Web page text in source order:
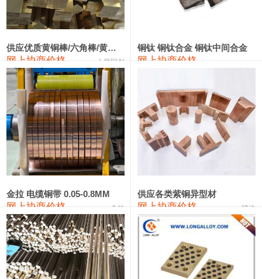
2202#硅 14,100—14,300
金属硅3303#-2202# 10,400—14,200 12,300 0
漆包线 111,970—115,970 113,970
磷铜合金 110,800—117,600 114,200 400
无氧铜丝(硬) 109,710—110,010 109,860
R410A专用紫铜管 113,700—113,700
铸造铝合金锭(A380） 26,300—26,500 26,400 100
铝合金ADC12 24,200—24,400 100
铸造铝合金锭(ZL102) 24,300—24,500 24,400
供应优质黄铜棒/六角棒/黄铜方板
网上协商价格 十堰同创
铜钛 铜钛合金 铜钛中间合金
网上协商价格
金拉 电缆铜带 0.05-0.8MM
网上协商价格 金拉
供应各类紫铜异型材
网上协商价格 骏达